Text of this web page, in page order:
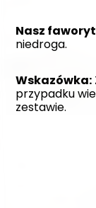
Nasz
niedroga.
Wskazówka:
przypadku
zestawie.